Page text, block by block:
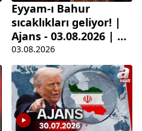
Eyyam-ı Bahur
sıcaklıkları geliyor! |
Ajans - 03.08.2026 | A
Haber
03.08.2026